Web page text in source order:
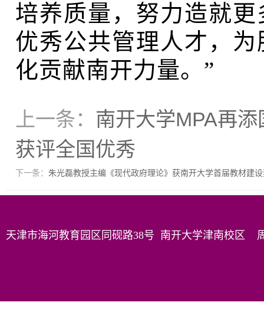
培养质量，努力造就
优秀公共管理人才，
化贡献南开力量。”
上一条： 南开大学MPA再
获评全国优秀
下一条： 朱光磊教授主编《现代政府理论》获南开大学首届教材建
天津市海河教育园区同砚路38号 南开大学津南校区